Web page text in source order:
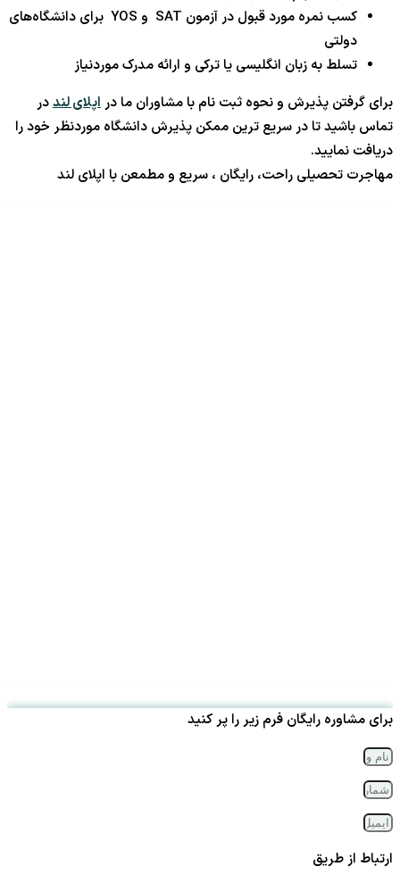
کسب نمره مورد قبول در آزمون SAT و YOS برای دانشگاه‌های
دولتی
تسلط به زبان انگلیسی یا ترکی و ارائه مدرک موردنیاز
برای گرفتن پذیرش و نحوه ثبت نام با مشاوران ما دراپلای لنددر
تماس باشید تا در سریع ترین ممکن پذیرش دانشگاه موردنظر خود را
دریافت نمایید.
مهاجرت تحصیلی راحت، رایگان ، سریع و مطمعن با اپلای لند
برای مشاوره رایگان فرم زیر را پر کنید
ارتباط از طریق